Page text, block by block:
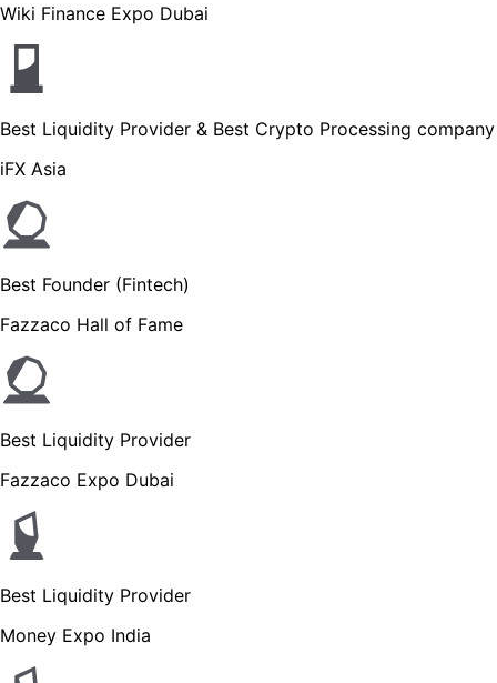
Wiki Finance Expo Dubai
Best Liquidity Provider & Best Crypto Processing company
iFX Asia
Best Founder (Fintech)
Fazzaco Hall of Fame
Best Liquidity Provider
Fazzaco Expo Dubai
Best Liquidity Provider
Money Expo India